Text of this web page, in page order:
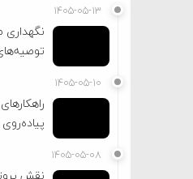
۱۴۰۵-۰۵-۱۳
نگهداری
۱۴۰۵-۰۵-۱۰
۱۴۰۵-۰۵-۰۸